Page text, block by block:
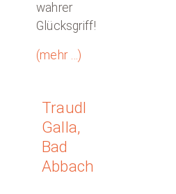
wahrer
Glücksgriff!
(mehr …)
Traudl
Galla,
Bad
Abbach